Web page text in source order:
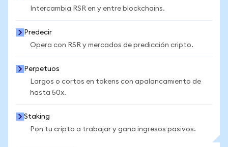
Intercambia RSR en y entre blockchains.
Predecir
Opera con RSR y mercados de predicción cripto.
Perpetuos
Largos o cortos en tokens con apalancamiento de
hasta 50x.
Staking
Pon tu cripto a trabajar y gana ingresos pasivos.